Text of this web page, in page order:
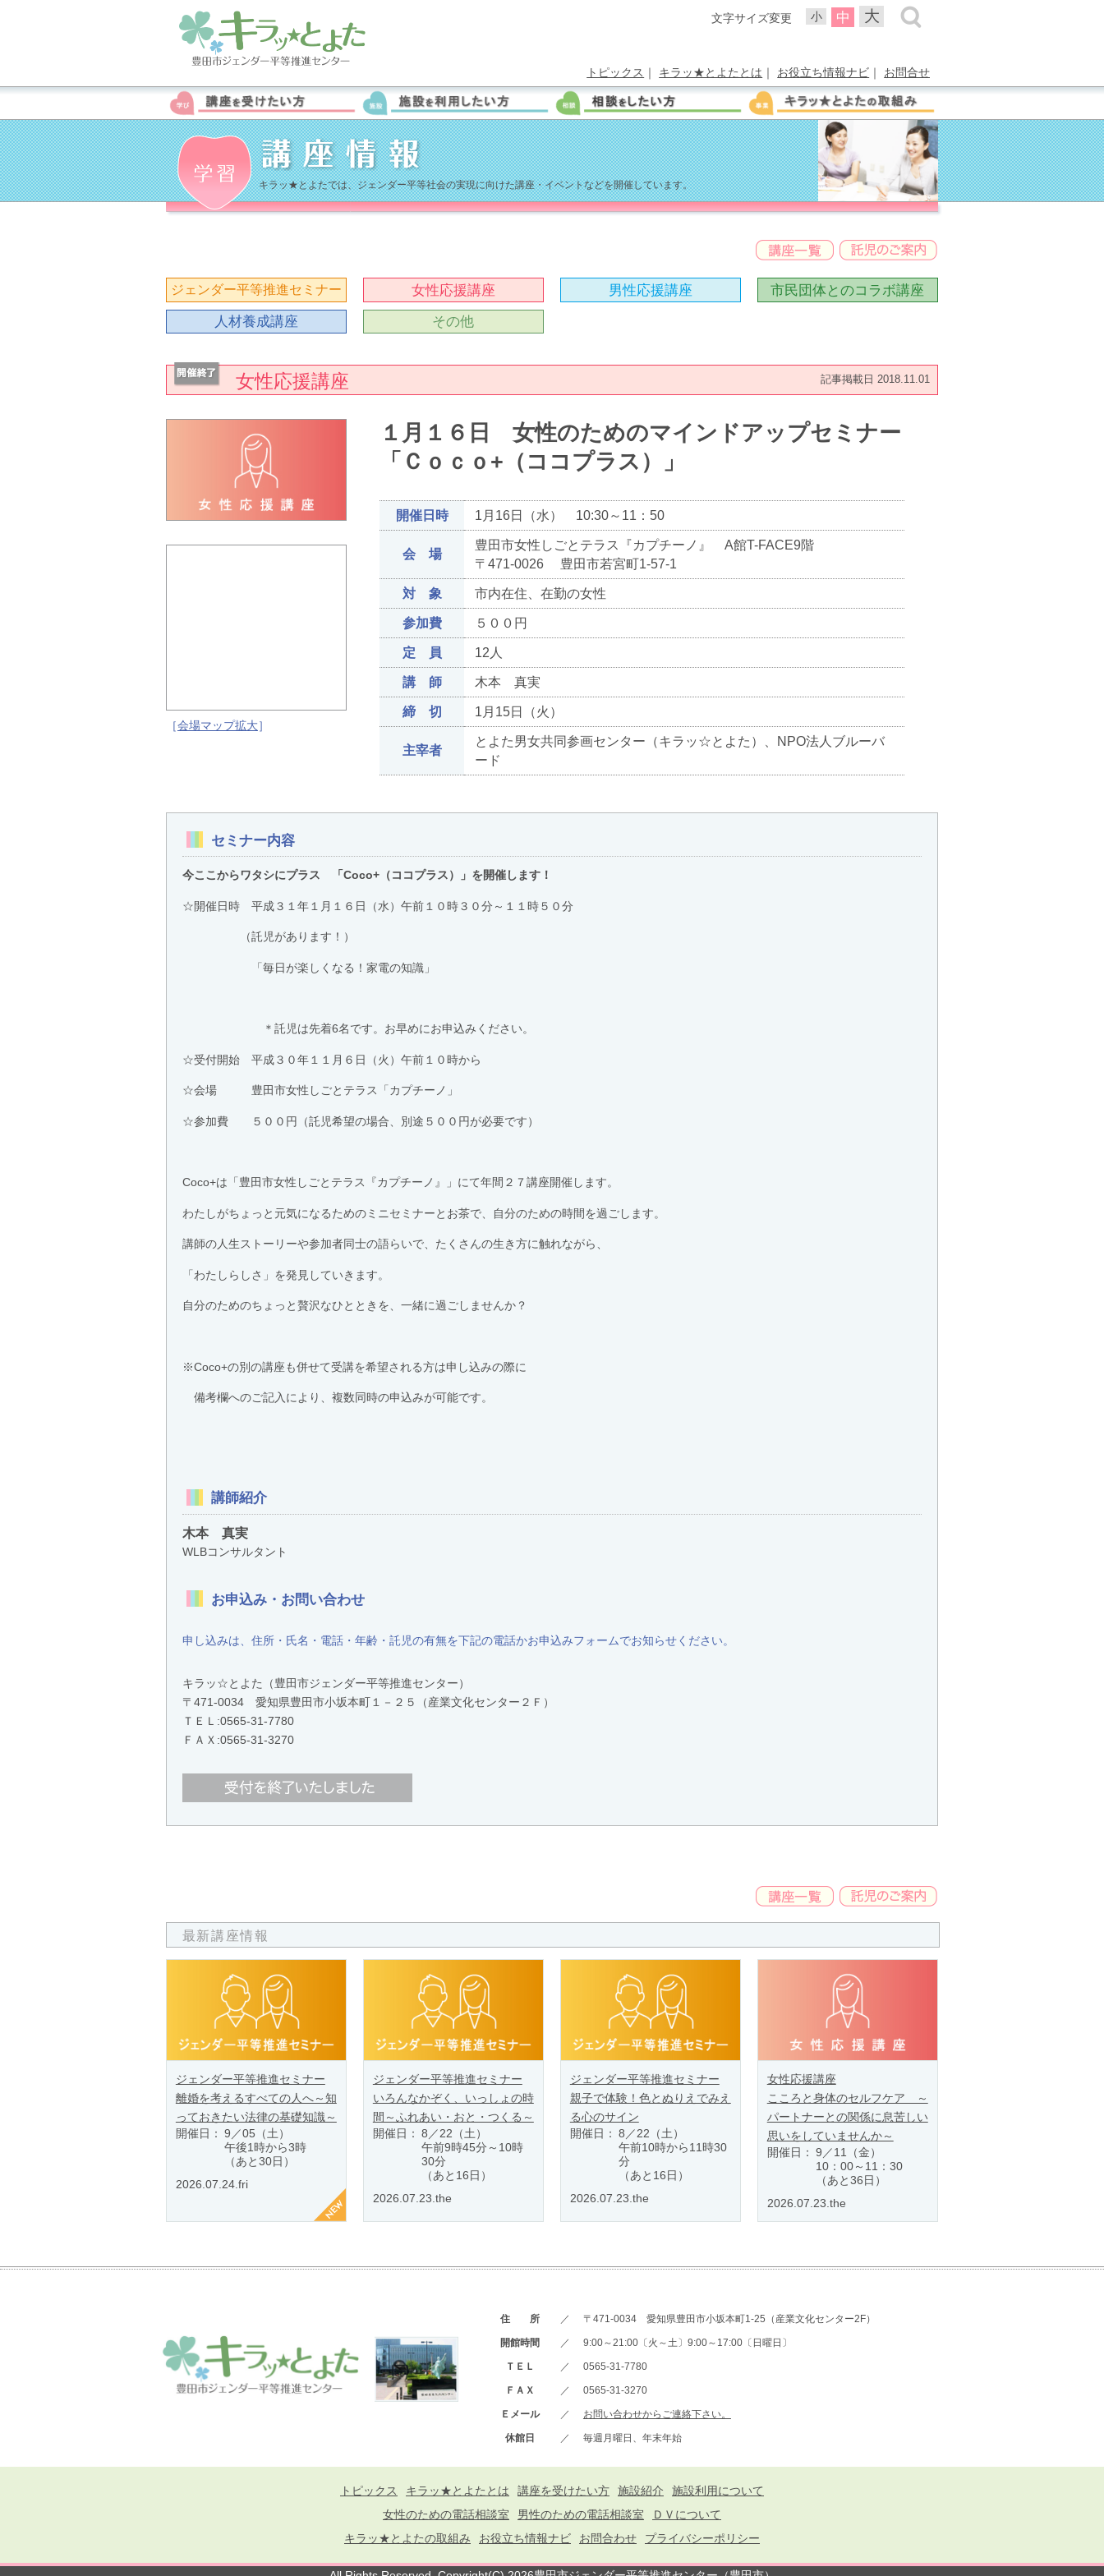
小 中 大
文字サイズ変更
トピックス ｜ キラッ★とよたとは ｜ お役立ち情報ナビ ｜ お問合せ
キラッ★とよたでは、ジェンダー平等社会の実現に向けた講座・イベントなどを開催しています。
ジェンダー平等推進セミナー 女性応援講座 男性応援講座 市民団体とのコラボ講座
人材養成講座
その他
女性応援講座 記事掲載日 2018.11.01
１月１６日 女性のためのマインドアップセミナー
「Ｃｏｃｏ+（ココプラス）」
［会場マップ拡大］
開催日時 1月16日（水） 10:30～11：50
会 場
豊田市女性しごとテラス『カプチーノ』 A館T-FACE9階
〒471-0026 豊田市若宮町1-57-1
対 象 市内在住、在勤の女性
参加費 ５００円
定 員 12人
講 師 木本 真実
締 切 1月15日（火）
主宰者
とよた男女共同参画センター（キラッ☆とよた）、NPO法人ブルーバ
ード
セミナー内容
今ここからワタシにプラス 「Coco+（ココプラス）」を開催します！
☆開催日時 平成３１年１月１６日（水）午前１０時３０分～１１時５０分
（託児があります！）
「毎日が楽しくなる！家電の知識」
＊託児は先着6名です。お早めにお申込みください。
☆受付開始 平成３０年１１月６日（火）午前１０時から
☆会場 豊田市女性しごとテラス「カプチーノ」
☆参加費 ５００円（託児希望の場合、別途５００円が必要です）
Coco+は「豊田市女性しごとテラス『カプチーノ』」にて年間２７講座開催します。
わたしがちょっと元気になるためのミニセミナーとお茶で、自分のための時間を過ごします。
講師の人生ストーリーや参加者同士の語らいで、たくさんの生き方に触れながら、
「わたしらしさ」を発見していきます。
自分のためのちょっと贅沢なひとときを、一緒に過ごしませんか？
※Coco+の別の講座も併せて受講を希望される方は申し込みの際に
備考欄へのご記入により、複数同時の申込みが可能です。
講師紹介
木本 真実
WLBコンサルタント
お申込み・お問い合わせ
申し込みは、住所・氏名・電話・年齢・託児の有無を下記の電話かお申込みフォームでお知らせください。
キラッ☆とよた（豊田市ジェンダー平等推進センター）
〒471-0034 愛知県豊田市小坂本町１－２５（産業文化センター２Ｆ）
ＴＥＬ:0565-31-7780
ＦＡＸ:0565-31-3270
最新講座情報
ジェンダー平等推進セミナー
離婚を考えるすべての人へ～知
っておきたい法律の基礎知識～
開催日： 9／05（土）
午後1時から3時
（あと30日）
2026.07.24.fri
ジェンダー平等推進セミナー
いろんなかぞく、いっしょの時
間～ふれあい・おと・つくる～
開催日： 8／22（土）
午前9時45分～10時
30分
（あと16日）
2026.07.23.the
ジェンダー平等推進セミナー
親子で体験！色とぬりえでみえ
る心のサイン
開催日： 8／22（土）
午前10時から11時30
分
（あと16日）
2026.07.23.the
女性応援講座
こころと身体のセルフケア ～
パートナーとの関係に息苦しい
思いをしていませんか～
開催日： 9／11（金）
10：00～11：30
（あと36日）
2026.07.23.the
住 所 ／ 〒471-0034 愛知県豊田市小坂本町1-25 （産業文化センター2F）
開館時間 ／ 9:00～21:00〔火～土〕9:00～17:00〔日曜日〕
ＴＥＬ ／ 0565-31-7780
ＦＡＸ ／ 0565-31-3270
Ｅメール ／ お問い合わせからご連絡下さい。
休館日 ／ 毎週月曜日、年末年始
トピックス キラッ★とよたとは 講座を受けたい方 施設紹介
施設利用について
女性のための電話相談室
男性のための電話相談室
ＤＶについて
キラッ★とよたの取組み
お役立ち情報ナビ お問合わせ プライバシーポリシー